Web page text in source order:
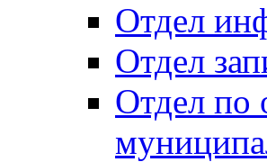
Отдел
Отдел
Отдел по